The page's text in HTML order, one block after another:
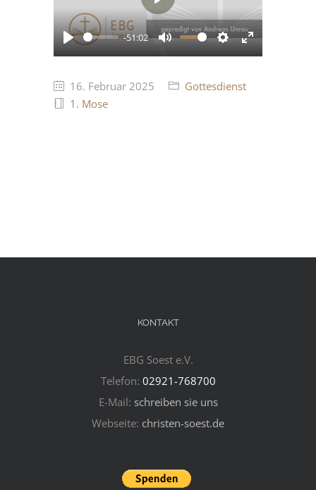
Play
-51:02
Mute Settings
Enter
Play
16. Februar 2025
Gottesdienst
1. Mose
KONTAKT
EBG Soest e.V.
Telefon: 02921-768700
E-Mail: schreiben sie uns
Webseite: christen-soest.de